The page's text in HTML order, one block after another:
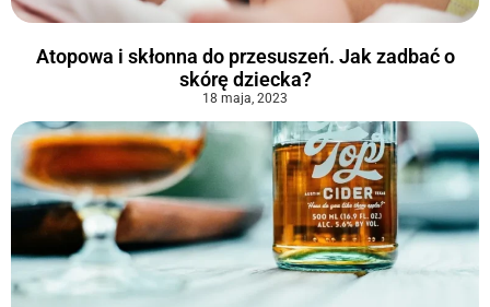
Atopowa i skłonna do przesuszeń. Jak zadbać o
skórę dziecka?
18 maja, 2023